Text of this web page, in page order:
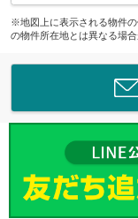
※地図上に表示される物件
の物件所在地とは異なる場合